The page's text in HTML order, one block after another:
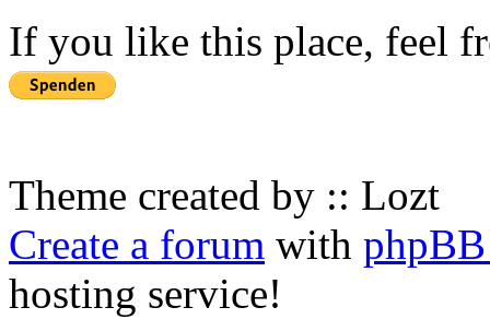
If you like this place, feel
Theme created by :: Lozt
Create a forum with
hosting service!